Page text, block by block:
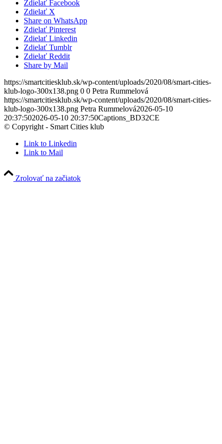
Zdielať Facebook
Zdielať X
Share on WhatsApp
Zdielať Pinterest
Zdielať Linkedin
Zdielať Tumblr
Zdielať Reddit
Share by Mail
https://smartcitiesklub.sk/wp-content/uploads/2020/08/smart-cities-
klub-logo-300x138.png 0 0 Petra Rummelová
https://smartcitiesklub.sk/wp-content/uploads/2020/08/smart-cities-
klub-logo-300x138.png Petra Rummelová2026-05-10
20:37:502026-05-10 20:37:50Captions_BD32CE
© Copyright - Smart Cities klub
Link to Linkedin
Link to Mail
Zrolovať na začiatok